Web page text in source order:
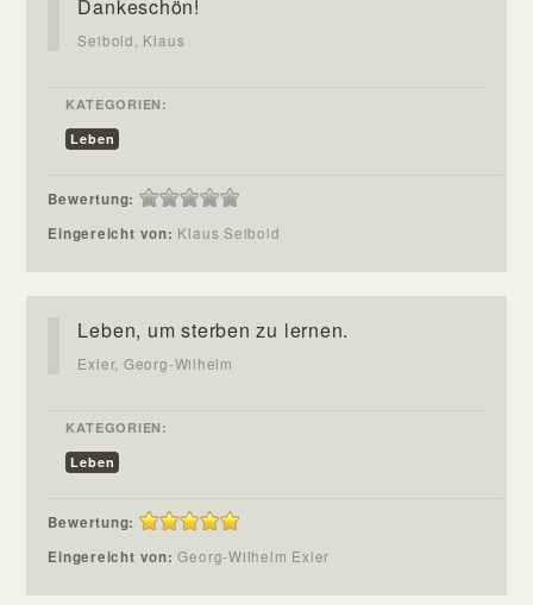
Dankeschön!
Seibold, Klaus
KATEGORIEN:
Leben
Bewertung:
Eingereicht von: Klaus Seibold
Leben, um sterben zu lernen.
Exler, Georg-Wilhelm
KATEGORIEN:
Leben
Bewertung:
Eingereicht von:Georg-Wilhelm Exler